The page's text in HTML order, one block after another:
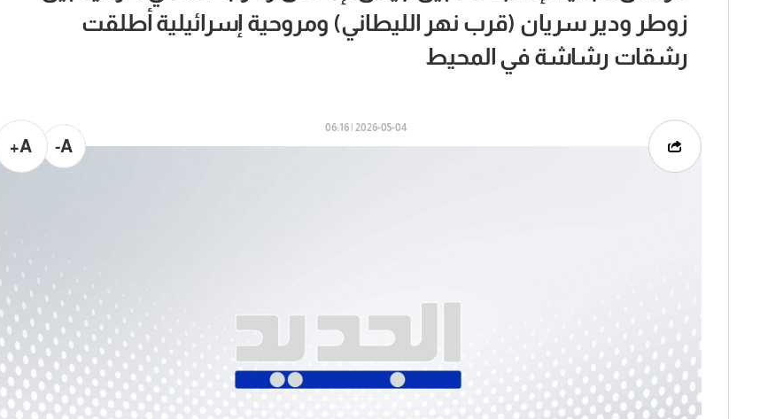
زوطر ودير سريان (قرب نهر الليطاني) ومروحية إسرائيلية أطلقت
رشقات رشاشة في المحيط
2026-05-04 | 06:16
A-
A+